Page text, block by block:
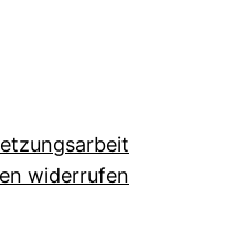
widerrufen